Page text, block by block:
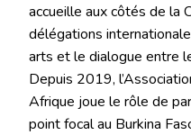
accueille aux côtés de la
délégations
arts et le dialogue entre
Depuis 2019,
Afrique joue le rôle de
point focal au Burkina